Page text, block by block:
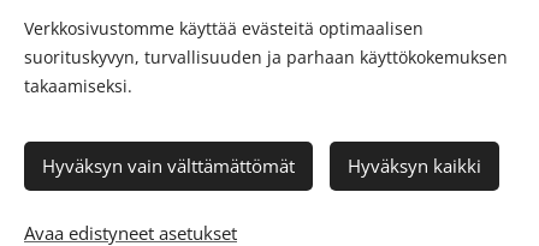
ISSN 2342-3439
LuotuWebnodella
Verkkosivustomme käyttää evästeitä optimaalisen
suorituskyvyn, turvallisuuden ja parhaan käyttökokemuksen
takaamiseksi.
Hyväksyn vain välttämättömät Hyväksyn kaikki
Avaa edistyneet asetukset